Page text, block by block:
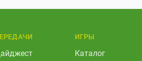
ИГРЫ
Каталог